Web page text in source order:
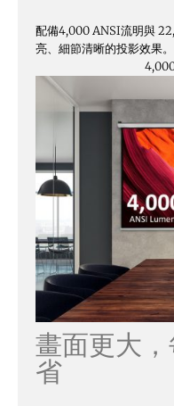
配備4,000 ANSI流明與
亮、細節清晰的投影效果。
畫面更大
省